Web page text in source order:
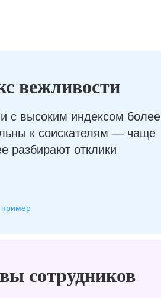
сотрудников
вежливости
с высоким индексом более
к соискателям — чаще
разбирают отклики
пример